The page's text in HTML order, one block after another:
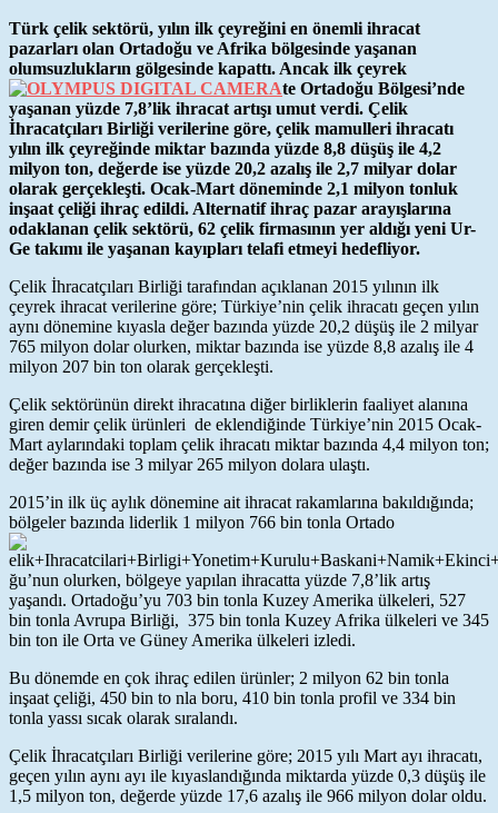
Türk çelik sektörü, yılın ilk çeyreğini en önemli ihracat
pazarları olan Ortadoğu ve Afrika bölgesinde yaşanan
olumsuzlukların gölgesinde kapattı. Ancak ilk çeyrek
te Ortadoğu Bölgesi’nde
yaşanan yüzde 7,8’lik ihracat artışı umut verdi. Çelik
İhracatçıları Birliği verilerine göre, çelik mamulleri ihracatı
yılın ilk çeyreğinde miktar bazında yüzde 8,8 düşüş ile 4,2
milyon ton, değerde ise yüzde 20,2 azalış ile 2,7 milyar dolar
olarak gerçekleşti. Ocak-Mart döneminde 2,1 milyon tonluk
inşaat çeliği ihraç edildi. Alternatif ihraç pazar arayışlarına
odaklanan çelik sektörü, 62 çelik firmasının yer aldığı yeni Ur-
Ge takımı ile yaşanan kayıpları telafi etmeyi hedefliyor.
Çelik İhracatçıları Birliği tarafından açıklanan 2015 yılının ilk
çeyrek ihracat verilerine göre; Türkiye’nin çelik ihracatı geçen yılın
aynı dönemine kıyasla değer bazında yüzde 20,2 düşüş ile 2 milyar
765 milyon dolar olurken, miktar bazında ise yüzde 8,8 azalış ile 4
milyon 207 bin ton olarak gerçekleşti.
Çelik sektörünün direkt ihracatına diğer birliklerin faaliyet alanına
giren demir çelik ürünleri de eklendiğinde Türkiye’nin 2015 Ocak-
Mart aylarındaki toplam çelik ihracatı miktar bazında 4,4 milyon ton;
değer bazında ise 3 milyar 265 milyon dolara ulaştı.
2015’in ilk üç aylık dönemine ait ihracat rakamlarına bakıldığında;
bölgeler bazında liderlik 1 milyon 766 bin tonla Ortado
ğu’nun olurken, bölgeye yapılan ihracatta yüzde 7,8’lik artış
yaşandı. Ortadoğu’yu 703 bin tonla Kuzey Amerika ülkeleri, 527
bin tonla Avrupa Birliği, 375 bin tonla Kuzey Afrika ülkeleri ve 345
bin ton ile Orta ve Güney Amerika ülkeleri izledi.
Bu dönemde en çok ihraç edilen ürünler; 2 milyon 62 bin tonla
inşaat çeliği, 450 bin to nla boru, 410 bin tonla profil ve 334 bin
tonla yassı sıcak olarak sıralandı.
Çelik İhracatçıları Birliği verilerine göre; 2015 yılı Mart ayı ihracatı,
geçen yılın aynı ayı ile kıyaslandığında miktarda yüzde 0,3 düşüş ile
1,5 milyon ton, değerde yüzde 17,6 azalış ile 966 milyon dolar oldu.